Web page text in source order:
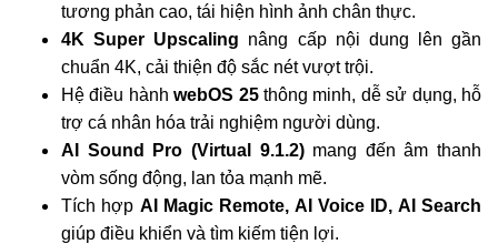
tương phản cao, tái hiện hình ảnh chân thực.
4K Super Upscaling nâng cấp nội dung lên gần
chuẩn 4K, cải thiện độ sắc nét vượt trội.
Hệ điều hànhwebOS 25thông minh, dễ sử dụng, hỗ
trợ cá nhân hóa trải nghiệm người dùng.
AI Sound Pro (Virtual 9.1.2)mang đến âm thanh
vòm sống động, lan tỏa mạnh mẽ.
Tích hợp AI Magic Remote, AI Voice ID, AI Search
giúp điều khiển và tìm kiếm tiện lợi.